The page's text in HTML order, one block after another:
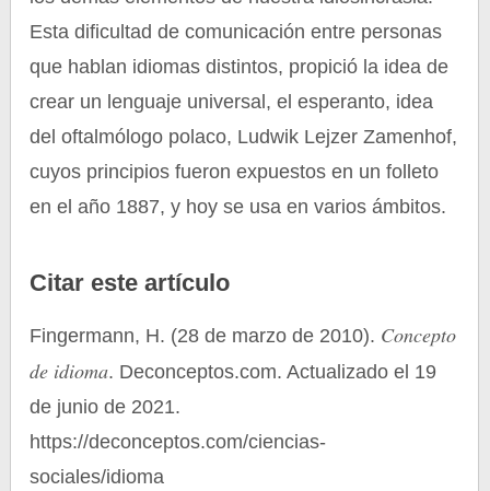
Esta dificultad de comunicación entre personas
que hablan idiomas distintos, propició la idea de
crear un lenguaje universal, el esperanto, idea
del oftalmólogo polaco, Ludwik Lejzer Zamenhof,
cuyos principios fueron expuestos en un folleto
en el año 1887, y hoy se usa en varios ámbitos.
Citar este artículo
Fingermann, H. (28 de marzo de 2010). Concepto
de idioma. Deconceptos.com. Actualizado el 19
de junio de 2021.
https://deconceptos.com/ciencias-
sociales/idioma